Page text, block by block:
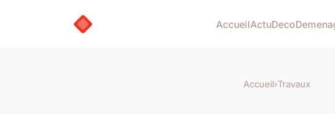
AccueilActuDeco
Accueil›Travaux